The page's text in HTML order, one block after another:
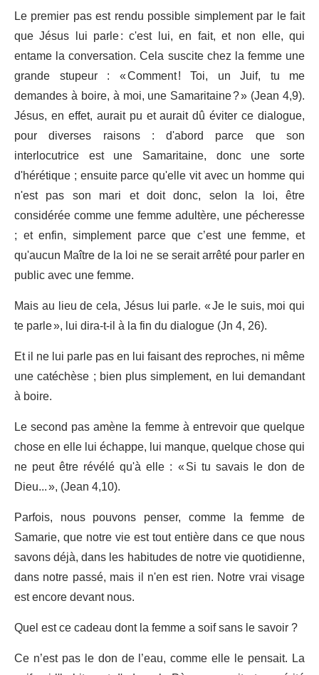
Le premier pas est rendu possible simplement par le fait
que Jésus lui parle : c'est lui, en fait, et non elle, qui
entame la conversation. Cela suscite chez la femme une
grande stupeur : « Comment ! Toi, un Juif, tu me
demandes à boire, à moi, une Samaritaine ? » (Jean 4,9).
Jésus, en effet, aurait pu et aurait dû éviter ce dialogue,
pour diverses raisons : d'abord parce que son
interlocutrice est une Samaritaine, donc une sorte
d'hérétique ; ensuite parce qu'elle vit avec un homme qui
n'est pas son mari et doit donc, selon la loi, être
considérée comme une femme adultère, une pécheresse
; et enfin, simplement parce que c’est une femme, et
qu'aucun Maître de la loi ne se serait arrêté pour parler en
public avec une femme.
Mais au lieu de cela, Jésus lui parle. « Je le suis, moi qui
te parle », lui dira-t-il à la fin du dialogue (Jn 4, 26).
Et il ne lui parle pas en lui faisant des reproches, ni même
une catéchèse ; bien plus simplement, en lui demandant
à boire.
Le second pas amène la femme à entrevoir que quelque
chose en elle lui échappe, lui manque, quelque chose qui
ne peut être révélé qu'à elle : « Si tu savais le don de
Dieu... », (Jean 4,10).
Parfois, nous pouvons penser, comme la femme de
Samarie, que notre vie est tout entière dans ce que nous
savons déjà, dans les habitudes de notre vie quotidienne,
dans notre passé, mais il n'en est rien. Notre vrai visage
est encore devant nous.
Quel est ce cadeau dont la femme a soif sans le savoir ?
Ce n’est pas le don de l’eau, comme elle le pensait. La